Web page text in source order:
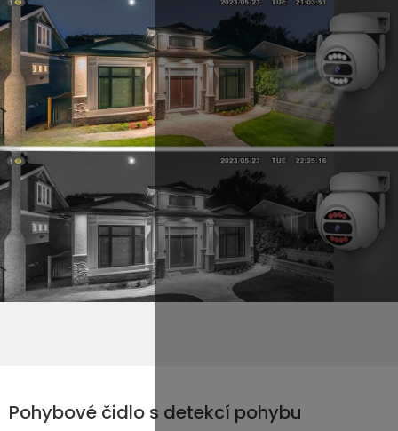
Pohybové čidlo s detekcí pohybu